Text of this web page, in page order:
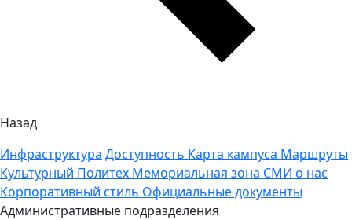
Назад
Инфраструктура Доступность Карта кампуса Маршруты
Культурный Политех Мемориальная зона СМИ о нас
Корпоративный стиль Официальные документы
Административные подразделения